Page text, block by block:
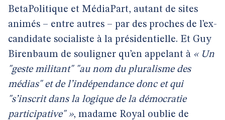
BetaPolitique et MédiaPart, autant de sites
animés – entre autres – par des proches de l’ex-
candidate socialiste à la présidentielle. Et Guy
Birenbaum de souligner qu’en appelant à « Un
"geste militant" "au nom du pluralisme des
médias" et de l’indépendance donc et qui
"s’inscrit dans la logique de la démocratie
participative" », madame Royal oublie de